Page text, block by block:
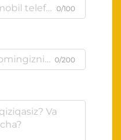
0/100
0/200